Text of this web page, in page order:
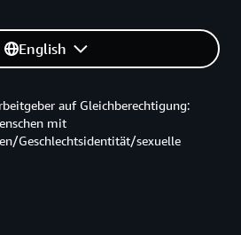
English
auf Gleichberechtigung:
mit
Geschlechtsidentität/sexuelle